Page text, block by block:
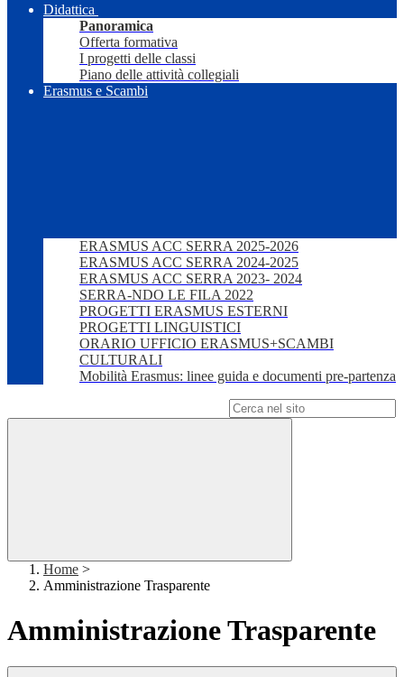
Didattica
Panoramica
Offerta formativa
I progetti delle classi
Piano delle attività collegiali
Erasmus e Scambi
ERASMUS ACC SERRA 2025-2026
ERASMUS ACC SERRA 2024-2025
ERASMUS ACC SERRA 2023- 2024
SERRA-NDO LE FILA 2022
PROGETTI ERASMUS ESTERNI
PROGETTI LINGUISTICI
ORARIO UFFICIO ERASMUS+SCAMBI
CULTURALI
Mobilità Erasmus: linee guida e documenti pre-partenza
Home >
Amministrazione Trasparente
Amministrazione Trasparente